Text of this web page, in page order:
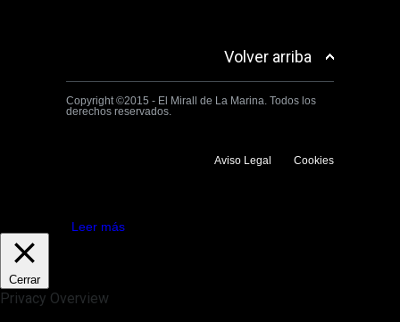
Volver arriba
Copyright ©2015 - El Mirall de La Marina. Todos los
derechos reservados.
Aviso Legal Cookies
Leer más
Cerrar
Privacy Overview